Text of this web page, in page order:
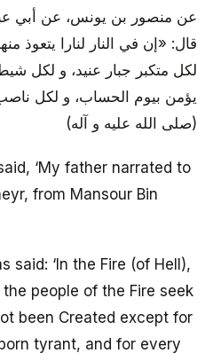
عن منصور بن يونس، عن أبي عبد
قال: «إن في النار لنارا يتعوذ
لكل متكبر جبار عنيد، و لكل
يؤمن بيوم الحساب، و لكل
(صلى الله عليه و آله)
‘My father narrated to
from Mansour Bin
said: ‘In the Fire (of Hell),
people of the Fire seek
been Created except for
tyrant, and for every